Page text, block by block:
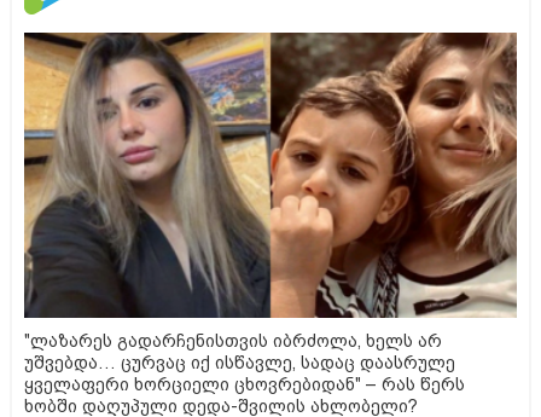
"ლაზარეს გადარჩენისთვის იბრძოლა, ხელს არ
უშვებდა… ცურვაც იქ ისწავლე, სადაც დაასრულე
ყველაფერი ხორციელი ცხოვრებიდან" – რას წერს
ხობში დაღუპული დედა-შვილის ახლობელი?